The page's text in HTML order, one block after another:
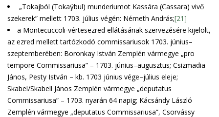
„Tokajból (Tokaÿbul) munderiumot Kassára (Cassara) vivő
szekerek” mellett 1703. július végén: Németh András;[21]
a Montecuccoli-vértesezred ellátásának szervezésére kijelölt,
az ezred mellett tartózkodó commissariusok 1703. június–
szeptemberében: Boronkay István Zemplén vármegye „pro
tempore Commissariusa” – 1703. június–augusztus; Csizmadia
János, Pesty István – kb. 1703 június vége–július eleje;
Skabel/Skabell János Zemplén vármegye „deputatus
Commissariusa” – 1703. nyarán 64 napig; Kácsándy László
Zemplén vármegye „deputatus Commissariusa”, Csorvássy